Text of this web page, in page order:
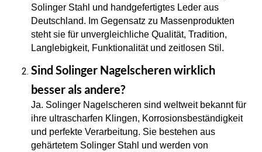
Solinger Stahl und handgefertigtes Leder aus
Deutschland. Im Gegensatz zu Massenprodukten
steht sie für unvergleichliche Qualität, Tradition,
Langlebigkeit, Funktionalität und zeitlosen Stil.
Sind Solinger Nagelscheren wirklich
besser als andere?
Ja. Solinger Nagelscheren sind weltweit bekannt für
ihre ultrascharfen Klingen, Korrosionsbeständigkeit
und perfekte Verarbeitung. Sie bestehen aus
gehärtetem Solinger Stahl und werden von